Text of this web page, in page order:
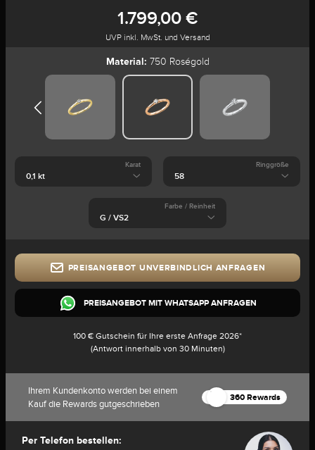
1.799,00 €
UVP inkl. MwSt. und Versand
Material: 750 Roségold
Karat Ringgröße
Farbe / Reinheit
PREISANGEBOT UNVERBINDLICH ANFRAGEN
PREISANGEBOT MIT WHATSAPP ANFRAGEN
100 € Gutschein für Ihre erste Anfrage 2026*
(Antwort innerhalb von 30 Minuten)
Ihrem Kundenkonto werden bei einem
Kauf die Rewards gutgeschrieben
360 Rewards
Per Telefon bestellen: